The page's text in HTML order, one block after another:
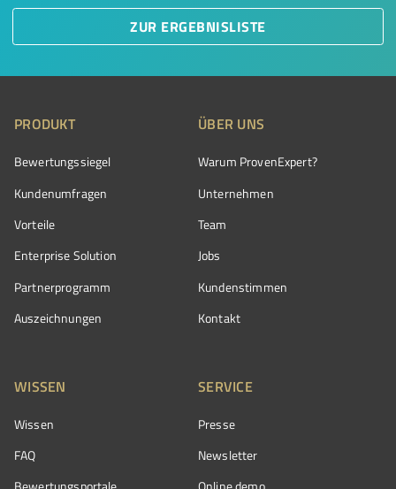
ZUR ERGEBNISLISTE
PRODUKT
Bewertungssiegel
Kundenumfragen
Vorteile
Enterprise Solution
Partnerprogramm
Auszeichnungen
ÜBER UNS
Warum ProvenExpert?
Unternehmen
Team
Jobs
Kundenstimmen
Kontakt
WISSEN
Wissen
FAQ
SERVICE
Presse
Newsletter